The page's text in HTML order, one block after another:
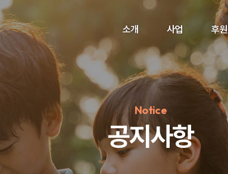
소개 사업 후원
#정기후원#하트플레이스#캠페인 #팬덤후원
Notice
공지사항